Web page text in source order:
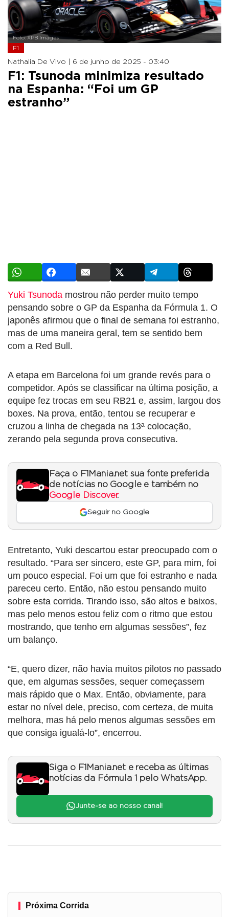
Foto: XPB Images
F1
Nathalia De Vivo | 6 de junho de 2025 - 03:40
F1: Tsunoda minimiza resultado
na Espanha: “Foi um GP
estranho”
Yuki Tsunoda mostrou não perder muito tempo
pensando sobre o GP da Espanha da Fórmula 1. O
japonês afirmou que o final de semana foi estranho,
mas de uma maneira geral, tem se sentido bem
com a Red Bull.
A etapa em Barcelona foi um grande revés para o
competidor. Após se classificar na última posição, a
equipe fez trocas em seu RB21 e, assim, largou dos
boxes. Na prova, então, tentou se recuperar e
cruzou a linha de chegada na 13ª colocação,
zerando pela segunda prova consecutiva.
Faça o F1Mania.net sua fonte preferida
de notícias no Google e também no
Google Discover.
Seguir no Google
Entretanto, Yuki descartou estar preocupado com o
resultado. “Para ser sincero, este GP, para mim, foi
um pouco especial. Foi um que foi estranho e nada
pareceu certo. Então, não estou pensando muito
sobre esta corrida. Tirando isso, são altos e baixos,
mas pelo menos estou feliz com o ritmo que estou
mostrando, que tenho em algumas sessões”, fez
um balanço.
“E, quero dizer, não havia muitos pilotos no passado
que, em algumas sessões, sequer começassem
mais rápido que o Max. Então, obviamente, para
estar no nível dele, preciso, com certeza, de muita
melhora, mas há pelo menos algumas sessões em
que consiga igualá-lo”, encerrou.
Siga o F1Mania.net e receba as últimas
notícias da Fórmula 1 pelo WhatsApp.
Junte-se ao nosso canal!
Próxima Corrida